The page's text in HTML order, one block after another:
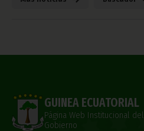
GUINEA ECUATORIAL
Página Web Institucional del
Gobierno